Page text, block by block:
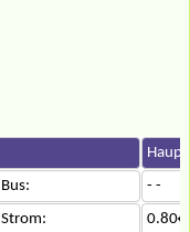
Bus:
- -
Strom: